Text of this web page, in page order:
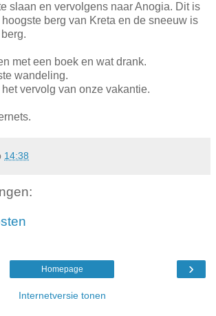
slaan en vervolgens naar Anogia. Dit is
berg van Kreta en de sneeuw is
met een boek en wat drank.
wandeling.
het vervolg van onze vakantie.
14:38
›
Homepage
Internetversie tonen